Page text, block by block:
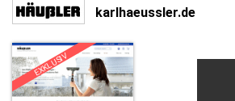
karlhaeussler.de
EXKLUSIV